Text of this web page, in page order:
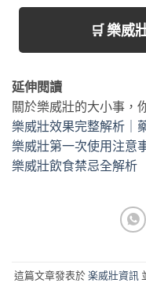
🛒 樂威
延伸閱讀
關於樂威壯的大小事，
樂威壯效果完整解析｜
樂威壯第一次使用注意
樂威壯飲食禁忌全解析
這篇文章發表於楽威壯資訊